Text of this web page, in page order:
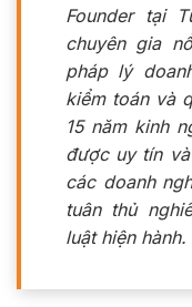
Founder tại
chuyên gia
pháp lý
kiểm toán và
15 năm kinh
được uy tín
các doanh
tuân thủ
luật hiện hành.